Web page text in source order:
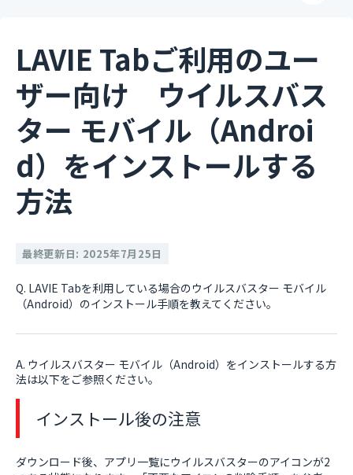
LAVIE Tabご利用のユー
ザー向け ウイルスバス
ター モバイル（Androi
d）をインストールする
方法
最終更新日: 2025年7月25日
Q. LAVIE Tabを利用している場合のウイルスバスター モバイル
（Android）のインストール手順を教えてください。
A. ウイルスバスター モバイル（Android）をインストールする方
法は以下をご参照ください。
インストール後の注意
ダウンロード後、アプリ一覧にウイルスバスターのアイコンが2